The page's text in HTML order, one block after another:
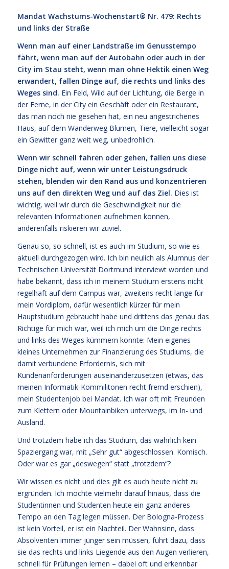
Mandat Wachstums-Wochenstart® Nr. 479: Rechts
und links der Straße
Wenn man auf einer Landstraße im Genusstempo
fährt, wenn man auf der Autobahn oder auch in der
City im Stau steht, wenn man ohne Hektik einen Weg
erwandert, fallen Dinge auf, die rechts und links des
Weges sind. Ein Feld, Wild auf der Lichtung, die Berge in
der Ferne, in der City ein Geschäft oder ein Restaurant,
das man noch nie gesehen hat, ein neu angestrichenes
Haus, auf dem Wanderweg Blumen, Tiere, vielleicht sogar
ein Gewitter ganz weit weg, unbedrohlich.
Wenn wir schnell fahren oder gehen, fallen uns diese
Dinge nicht auf, wenn wir unter Leistungsdruck
stehen, blenden wir den Rand aus und konzentrieren
uns auf den direkten Weg und auf das Ziel. Dies ist
wichtig, weil wir durch die Geschwindigkeit nur die
relevanten Informationen aufnehmen können,
anderenfalls riskieren wir zuviel.
Genau so, so schnell, ist es auch im Studium, so wie es
aktuell durchgezogen wird. Ich bin neulich als Alumnus der
Technischen Universität Dortmund interviewt worden und
habe bekannt, dass ich in meinem Studium erstens nicht
regelhaft auf dem Campus war, zweitens recht lange für
mein Vordiplom, dafür wesentlich kürzer für mein
Hauptstudium gebraucht habe und drittens das genau das
Richtige für mich war, weil ich mich um die Dinge rechts
und links des Weges kümmern konnte: Mein eigenes
kleines Unternehmen zur Finanzierung des Studiums, die
damit verbundene Erfordernis, sich mit
Kundenanforderungen auseinanderzusetzen (etwas, das
meinen Informatik-Kommilitonen recht fremd erschien),
mein Studentenjob bei Mandat. Ich war oft mit Freunden
zum Klettern oder Mountainbiken unterwegs, im In- und
Ausland.
Und trotzdem habe ich das Studium, das wahrlich kein
Spaziergang war, mit „Sehr gut“ abgeschlossen. Komisch.
Oder war es gar „deswegen“ statt „trotzdem“?
Wir wissen es nicht und dies gilt es auch heute nicht zu
ergründen. Ich möchte vielmehr darauf hinaus, dass die
Studentinnen und Studenten heute ein ganz anderes
Tempo an den Tag legen müssen. Der Bologna-Prozess
ist kein Vorteil, er ist ein Nachteil. Der Wahnsinn, dass
Absolventen immer jünger sein müssen, führt dazu, dass
sie das rechts und links Liegende aus den Augen verlieren,
schnell für Prüfungen lernen – dabei oft und erkennbar